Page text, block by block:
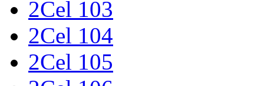
2Cel 103
2Cel 104
2Cel 105